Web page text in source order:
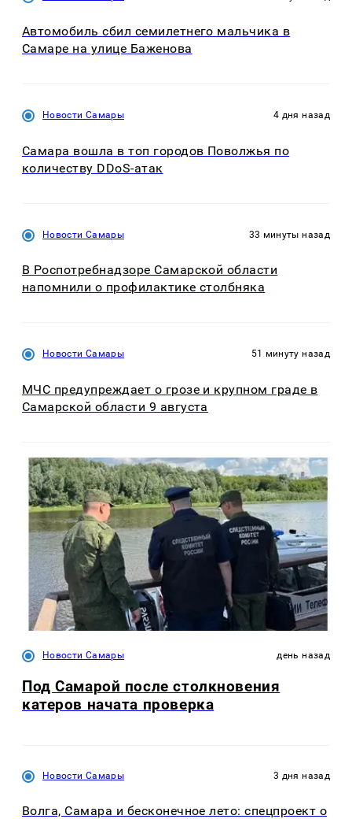
Автомобиль сбил семилетнего мальчика в
Самаре на улице Баженова
Новости Самары 4 дня назад
Самара вошла в топ городов Поволжья по
количеству DDoS-атак
Новости Самары 33 минуты назад
В Роспотребнадзоре Самарской области
напомнили о профилактике столбняка
Новости Самары 51 минуту назад
МЧС предупреждает о грозе и крупном граде в
Самарской области 9 августа
Новости Самары день назад
Под Самарой после столкновения
катеров начата проверка
Новости Самары 3 дня назад
Волга, Самара и бесконечное лето: спецпроект о